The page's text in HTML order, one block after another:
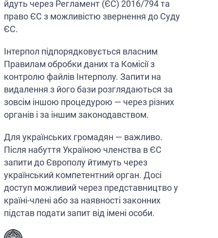
йдуть через Регламент (ЄС) 2016/794 та
право ЄС з можливістю звернення до Суду
ЄС.
Інтерпол підпорядковується власним
Правилам обробки даних та Комісії з
контролю файлів Інтерполу. Запити на
видалення з його бази розглядаються за
зовсім іншою процедурою — через різних
органів і за іншим законодавством.
Для українських громадян — важливо.
Після набуття Україною членства в ЄС
запити до Європолу йтимуть через
український компетентний орган. Досі
доступ можливий через представництво у
країні-члені або за наявності законних
підстав подати запит від імені особи.